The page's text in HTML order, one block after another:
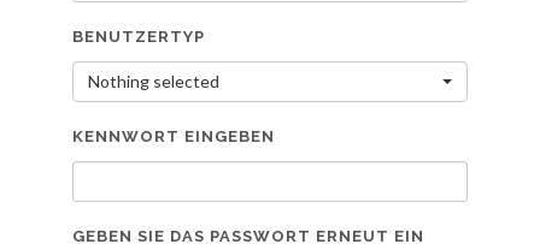
BENUTZERTYP
Nothing selected
KENNWORT EINGEBEN
GEBEN SIE DAS PASSWORT ERNEUT EIN